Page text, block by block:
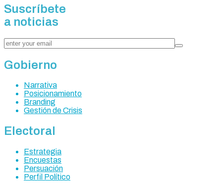
Suscríbete
a noticias
Gobierno
Narrativa
Posicionamiento
Branding
Gestión de Crisis
Electoral
Estrategia
Encuestas
Persuación
Perfil Político